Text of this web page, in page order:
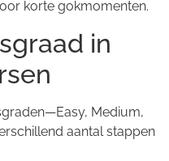
korte gokmomenten.
in
Medium,
aantal stappen